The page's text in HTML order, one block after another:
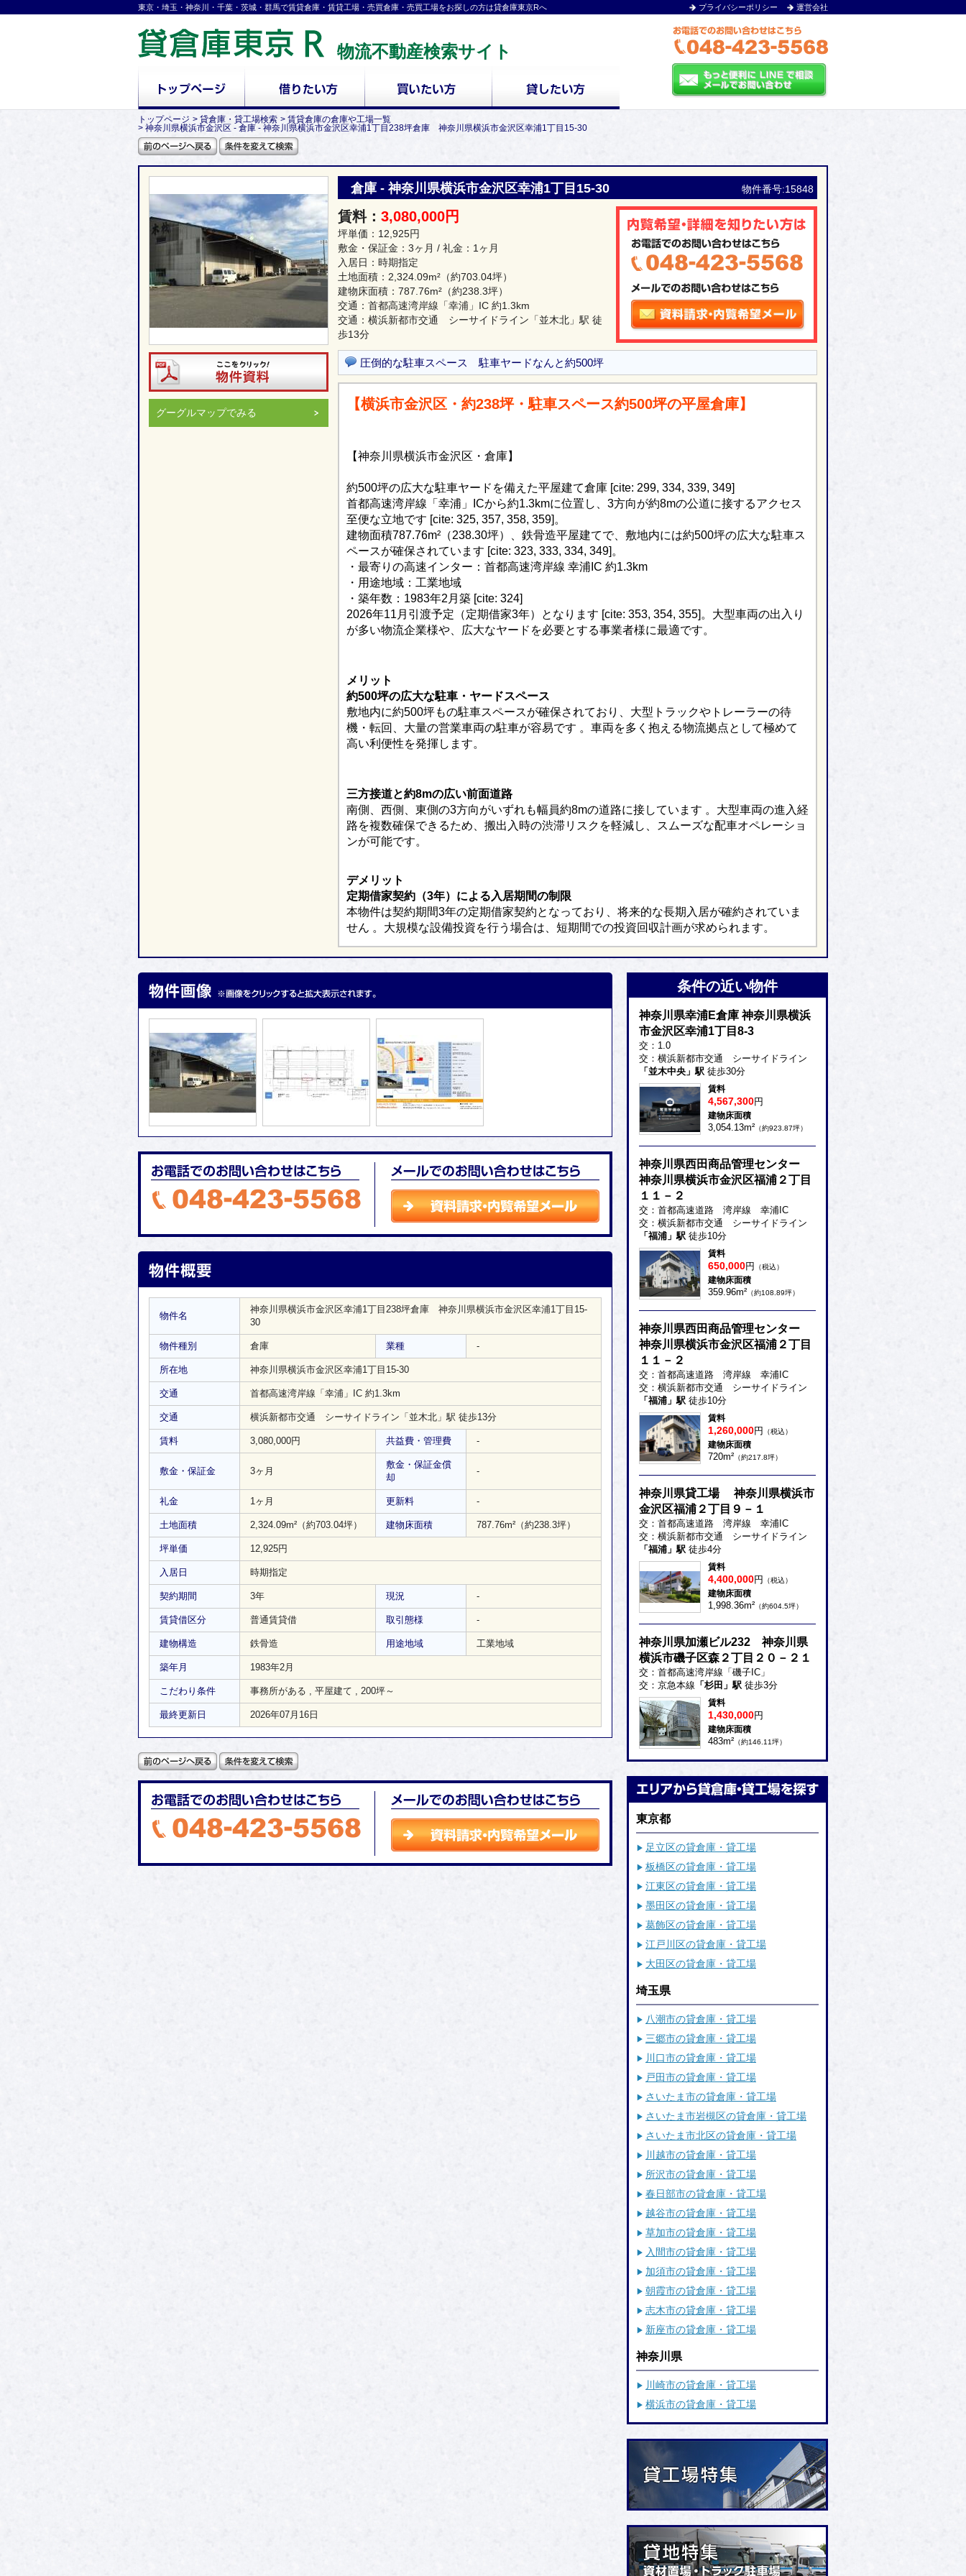
東京・埼玉・神奈川・千葉・茨城・群馬で賃貸倉庫・賃貸工場・売買倉庫・売買工場をお探しの方は貸倉庫東京Rへ プライバシーポリシー 運営会社
物流不動産検索サイト
トップページ 貸倉庫・貸工場検索
賃貸倉庫の倉庫や工場一覧
神奈川県横浜市金沢区 - 倉庫 - 神奈川県横浜市金沢区幸浦1丁目238坪倉庫 神奈川県横浜市金沢区幸浦1丁目15-30
グーグルマップでみる ＞
倉庫 - 神奈川県横浜市金沢区幸浦1丁目15-30 物件番号:15848
賃料： 3,080,000円
坪単価：12,925円
敷金・保証金：3ヶ月 / 礼金：1ヶ月
入居日：時期指定
土地面積： 2,324.09m² （約703.04坪）
建物床面積： 787.76m² （約238.3坪）
交通：首都高速湾岸線「幸浦」IC 約1.3km
交通：横浜新都市交通 シーサイドライン「並木北」駅 徒
歩13分
圧倒的な駐車スペース 駐車ヤードなんと約500坪
【横浜市金沢区・約238坪・駐車スペース約500坪の平屋倉庫】
【神奈川県横浜市金沢区・倉庫】
約500坪の広大な駐車ヤードを備えた平屋建て倉庫 [cite: 299, 334, 339, 349]
首都高速湾岸線「幸浦」ICから約1.3kmに位置し、3方向が約8mの公道に接するアクセス
至便な立地です [cite: 325, 357, 358, 359]。
建物面積787.76m²（238.30坪）、鉄骨造平屋建てで、敷地内には約500坪の広大な駐車ス
ペースが確保されています [cite: 323, 333, 334, 349]。
・最寄りの高速インター：首都高速湾岸線 幸浦IC 約1.3km
・用途地域：工業地域
・築年数：1983年2月築 [cite: 324]
2026年11月引渡予定（定期借家3年）となります [cite: 353, 354, 355]。大型車両の出入り
が多い物流企業様や、広大なヤードを必要とする事業者様に最適です。
メリット
約500坪の広大な駐車・ヤードスペース
敷地内に約500坪もの駐車スペースが確保されており、大型トラックやトレーラーの待
機・転回、大量の営業車両の駐車が容易です 。車両を多く抱える物流拠点として極めて
高い利便性を発揮します。
三方接道と約8mの広い前面道路
南側、西側、東側の3方向がいずれも幅員約8mの道路に接しています 。大型車両の進入経
路を複数確保できるため、搬出入時の渋滞リスクを軽減し、スムーズな配車オペレーショ
ンが可能です。
デメリット
定期借家契約（3年）による入居期間の制限
本物件は契約期間3年の定期借家契約となっており、将来的な長期入居が確約されていま
せん 。大規模な設備投資を行う場合は、短期間での投資回収計画が求められます。
物件名
神奈川県横浜市金沢区幸浦1丁目238坪倉庫 神奈川県横浜市金沢区幸浦1丁目15-
30
物件種別 倉庫 業種 -
所在地 神奈川県横浜市金沢区幸浦1丁目15-30
交通 首都高速湾岸線「幸浦」IC 約1.3km
交通 横浜新都市交通 シーサイドライン「並木北」駅 徒歩13分
賃料 3,080,000円 共益費・管理費 -
敷金・保証金 3ヶ月
敷金・保証金償
却
-
礼金 1ヶ月 更新料 -
土地面積 2,324.09m² （約703.04坪） 建物床面積 787.76m² （約238.3坪）
坪単価 12,925円
入居日 時期指定
契約期間 3年 現況 -
賃貸借区分 普通賃貸借 取引態様 -
建物構造 鉄骨造 用途地域 工業地域
築年月 1983年2月
こだわり条件 事務所がある , 平屋建て , 200坪～
最終更新日 2026年07月16日
条件の近い物件
神奈川県幸浦E倉庫 神奈川県横浜
市金沢区幸浦1丁目8-3
交：1.0
交：横浜新都市交通 シーサイドライン
「並木中央」駅 徒歩30分
賃料
4,567,300円
建物床面積
3,054.13m² （約923.87坪）
神奈川県西田商品管理センター
神奈川県横浜市金沢区福浦２丁目
１１－２
交：首都高速道路 湾岸線 幸浦IC
交：横浜新都市交通 シーサイドライン
「福浦」駅 徒歩10分
賃料
650,000円 （税込）
建物床面積
359.96m² （約108.89坪）
神奈川県西田商品管理センター
神奈川県横浜市金沢区福浦２丁目
１１－２
交：首都高速道路 湾岸線 幸浦IC
交：横浜新都市交通 シーサイドライン
「福浦」駅 徒歩10分
賃料
1,260,000円 （税込）
建物床面積
720m² （約217.8坪）
神奈川県貸工場 神奈川県横浜市
金沢区福浦２丁目９－１
交：首都高速道路 湾岸線 幸浦IC
交：横浜新都市交通 シーサイドライン
「福浦」駅 徒歩4分
賃料
4,400,000円 （税込）
建物床面積
1,998.36m² （約604.5坪）
神奈川県加瀬ビル232 神奈川県
横浜市磯子区森２丁目２０－２１
交：首都高速湾岸線「磯子IC」
交：京急本線 「杉田」駅 徒歩3分
賃料
1,430,000円
建物床面積
483m² （約146.11坪）
東京都
足立区の貸倉庫・貸工場
板橋区の貸倉庫・貸工場
江東区の貸倉庫・貸工場
墨田区の貸倉庫・貸工場
葛飾区の貸倉庫・貸工場
江戸川区の貸倉庫・貸工場
大田区の貸倉庫・貸工場
埼玉県
八潮市の貸倉庫・貸工場
三郷市の貸倉庫・貸工場
川口市の貸倉庫・貸工場
戸田市の貸倉庫・貸工場
さいたま市の貸倉庫・貸工場
さいたま市岩槻区の貸倉庫・貸工場
さいたま市北区の貸倉庫・貸工場
川越市の貸倉庫・貸工場
所沢市の貸倉庫・貸工場
春日部市の貸倉庫・貸工場
越谷市の貸倉庫・貸工場
草加市の貸倉庫・貸工場
入間市の貸倉庫・貸工場
加須市の貸倉庫・貸工場
朝霞市の貸倉庫・貸工場
志木市の貸倉庫・貸工場
新座市の貸倉庫・貸工場
神奈川県
川崎市の貸倉庫・貸工場
横浜市の貸倉庫・貸工場